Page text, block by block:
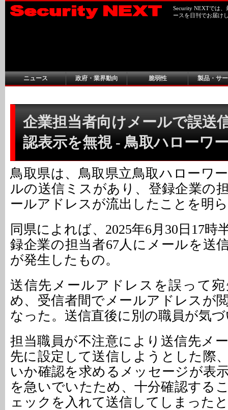
Security NEXTでは
ースを日刊でお届け
ニュース 政府・業界動向 脆弱性 製品・サ
企業担当者向けメールで誤送
認表示を無視 - 鳥取ハローワ
鳥取県は、鳥取県立鳥取ハローワ
ルの送信ミスがあり、登録企業の
ールアドレスが流出したことを明
同県によれば、2025年6月30日17時
録企業の担当者67人にメールを送
が発生したもの。
送信先メールアドレスを誤って
め、受信者間でメールアドレスが
なった。送信直後に別の職員が気
担当職員が不注意により送信先メ
先に設定して送信しようとした際
いか確認を求めるメッセージが表
を急いでいたため、十分確認する
ェックを入れて送信してしまった